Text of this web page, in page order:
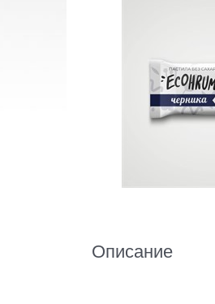
Описание